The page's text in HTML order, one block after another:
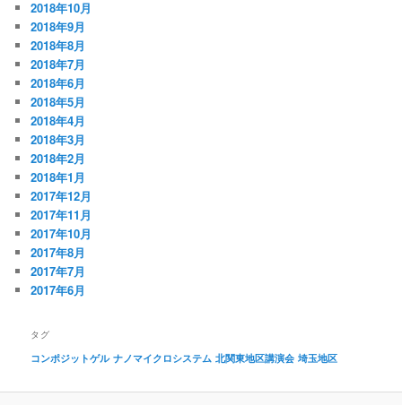
2018年10月
2018年9月
2018年8月
2018年7月
2018年6月
2018年5月
2018年4月
2018年3月
2018年2月
2018年1月
2017年12月
2017年11月
2017年10月
2017年8月
2017年7月
2017年6月
タグ
コンポジットゲル ナノマイクロシステム 北関東地区講演会 埼玉地区